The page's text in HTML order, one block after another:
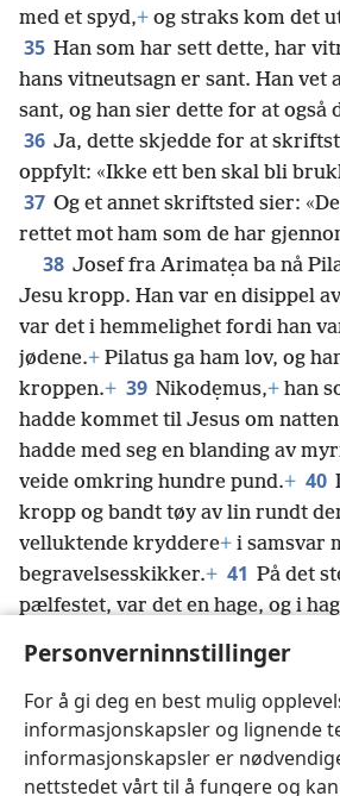
Personverninnstillinger
For å gi deg en best mulig
informasjonskapsler og lignende
informasjonskapsler er
nettstedet vårt til å fungere og kan
med et spyd,+ og straks kom det
35 Han som har sett dette, har
hans vitneutsagn er sant. Han vet
sant, og han sier dette for at også
36 Ja, dette skjedde for at
oppfylt: «Ikke ett ben skal bli
37 Og et annet skriftsted sier:
rettet mot ham som de har
38 Josef fra Arimatẹa ba nå
Jesu kropp. Han var en disippel
var det i hemmelighet fordi han
jødene.+ Pilatus ga ham lov, og
kroppen.+ 39 Nikodẹmus,+ han
hadde kommet til Jesus om
hadde med seg en blanding av
veide omkring hundre pund.+ 40
kropp og bandt tøy av lin rundt
velluktende kryddere+ i samsvar
begravelsesskikker.+ 41 På det
pælfestet, var det en hage, og i
var jødenes forberedelsesdag
ved, la de Jesus der.